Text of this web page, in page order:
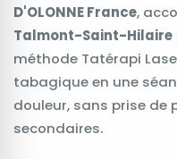
D'OLONNE France,
Talmont-Saint-Hilaire
méthode Tatérapi
tabagique en une
douleur, sans prise de
secondaires.